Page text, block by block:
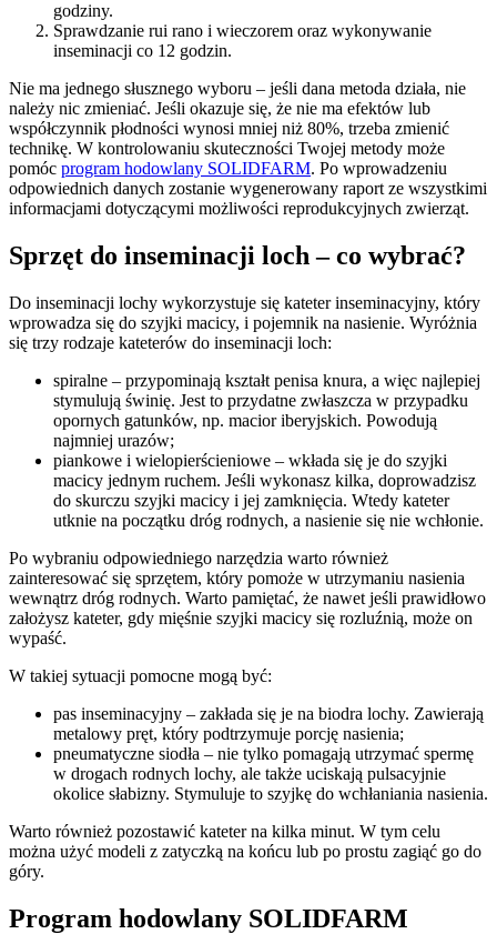
godziny.
Sprawdzanie rui rano i wieczorem oraz wykonywanie
inseminacji co 12 godzin.
Nie ma jednego słusznego wyboru – jeśli dana metoda działa, nie
należy nic zmieniać. Jeśli okazuje się, że nie ma efektów lub
współczynnik płodności wynosi mniej niż 80%, trzeba zmienić
technikę. W kontrolowaniu skuteczności Twojej metody może
pomóc program hodowlany SOLIDFARM. Po wprowadzeniu
odpowiednich danych zostanie wygenerowany raport ze wszystkimi
informacjami dotyczącymi możliwości reprodukcyjnych zwierząt.
Sprzęt do inseminacji loch – co wybrać?
Do inseminacji lochy wykorzystuje się kateter inseminacyjny, który
wprowadza się do szyjki macicy, i pojemnik na nasienie. Wyróżnia
się trzy rodzaje kateterów do inseminacji loch:
spiralne – przypominają kształt penisa knura, a więc najlepiej
stymulują świnię. Jest to przydatne zwłaszcza w przypadku
opornych gatunków, np. macior iberyjskich. Powodują
najmniej urazów;
piankowe i wielopierścieniowe – wkłada się je do szyjki
macicy jednym ruchem. Jeśli wykonasz kilka, doprowadzisz
do skurczu szyjki macicy i jej zamknięcia. Wtedy kateter
utknie na początku dróg rodnych, a nasienie się nie wchłonie.
Po wybraniu odpowiedniego narzędzia warto również
zainteresować się sprzętem, który pomoże w utrzymaniu nasienia
wewnątrz dróg rodnych. Warto pamiętać, że nawet jeśli prawidłowo
założysz kateter, gdy mięśnie szyjki macicy się rozluźnią, może on
wypaść.
W takiej sytuacji pomocne mogą być:
pas inseminacyjny – zakłada się je na biodra lochy. Zawierają
metalowy pręt, który podtrzymuje porcję nasienia;
pneumatyczne siodła – nie tylko pomagają utrzymać spermę
w drogach rodnych lochy, ale także uciskają pulsacyjnie
okolice słabizny. Stymuluje to szyjkę do wchłaniania nasienia.
Warto również pozostawić kateter na kilka minut. W tym celu
można użyć modeli z zatyczką na końcu lub po prostu zagiąć go do
góry.
Program hodowlany SOLIDFARM